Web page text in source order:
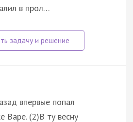
в прол…
впервые попал
Варе. (2)В ту весну